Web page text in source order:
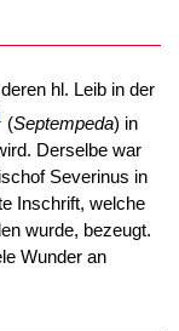
hl. Leib in der
(Septempeda) in
Derselbe war
Severinus in
Inschrift, welche
wurde, bezeugt.
Wunder an